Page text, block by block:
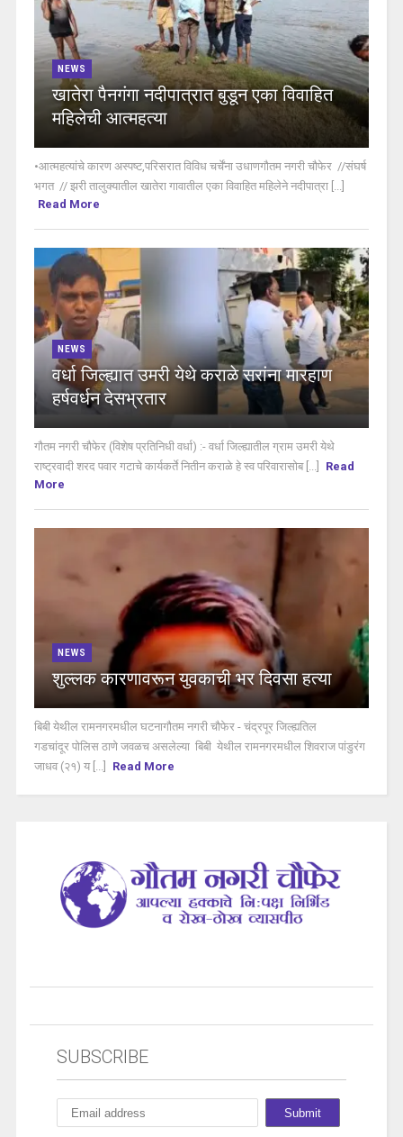
NEWS
खातेरा पैनगंगा नदीपात्रात बुडून एका विवाहित
महिलेची आत्महत्या
•आत्महत्यांचे कारण अस्पष्ट,परिसरात विविध चर्चेंना उधाणगौतम नगरी चौफेर //संघर्ष
भगत // झरी तालुक्यातील खातेरा गावातील एका विवाहित महिलेने नदीपात्रा [...]
Read More
NEWS
वर्धा जिल्ह्यात उमरी येथे कराळे सरांना मारहाण
हर्षवर्धन देसभ्रतार
गौतम नगरी चौफेर (विशेष प्रतिनिधी वर्धा) :- वर्धा जिल्ह्यातील ग्राम उमरी येथे
राष्ट्रवादी शरद पवार गटाचे कार्यकर्ते नितीन कराळे हे स्व परिवारासोब [...]
Read
More
NEWS
शुल्लक कारणावरून युवकाची भर दिवसा हत्या
बिबी येथील रामनगरमधील घटनागौतम नगरी चौफेर - चंद्रपूर जिल्ह्यतिल
गडचांदूर पोलिस ठाणे जवळच असलेल्या बिबी येथील रामनगरमधील शिवराज पांडुरंग
जाधव (२१) य [...]
Read More
SUBSCRIBE